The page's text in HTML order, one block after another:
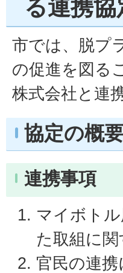
る連携協
市では、脱プ
の促進を図る
株式会社と連
協定の概
連携事項
マイボト
た取組に関
官民の連